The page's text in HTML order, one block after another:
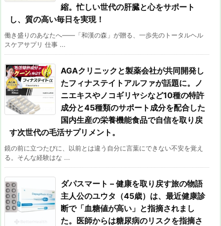
縮。忙しい世代の肝臓と心をサポート
し、質の高い毎日を実現！
働き盛りのあなたへ――「和漢の森」が贈る、一歩先のトータルヘル
スケアサプリ 仕事 ...
AGAクリニックと製薬会社が共同開発し
たフィナステイトアルファが話題に。ノ
ニエキスやノコギリヤシなど10種の特許
成分と45種類のサポート成分を配合した
国内生産の栄養機能食品で自信を取り戻
す次世代の毛活サプリメント。
鏡の前に立つたびに、以前とは違う自分に言葉にできない不安を覚え
る。そんな経験はな ...
ダパスマート – 健康を取り戻す旅の物語
主人公のユウタ（45歳）は、最近健康診
断で「血糖値が高い」と指摘されまし
た。医師からは糖尿病のリスクを指摘さ